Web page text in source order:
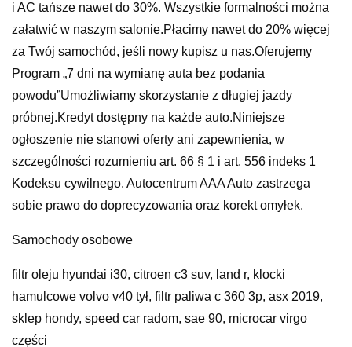
i AC tańsze nawet do 30%. Wszystkie formalności można
załatwić w naszym salonie.Płacimy nawet do 20% więcej
za Twój samochód, jeśli nowy kupisz u nas.Oferujemy
Program „7 dni na wymianę auta bez podania
powodu”Umożliwiamy skorzystanie z długiej jazdy
próbnej.Kredyt dostępny na każde auto.Niniejsze
ogłoszenie nie stanowi oferty ani zapewnienia, w
szczególności rozumieniu art. 66 § 1 i art. 556 indeks 1
Kodeksu cywilnego. Autocentrum AAA Auto zastrzega
sobie prawo do doprecyzowania oraz korekt omyłek.
Samochody osobowe
filtr oleju hyundai i30, citroen c3 suv, land r, klocki
hamulcowe volvo v40 tył, filtr paliwa c 360 3p, asx 2019,
sklep hondy, speed car radom, sae 90, microcar virgo
części